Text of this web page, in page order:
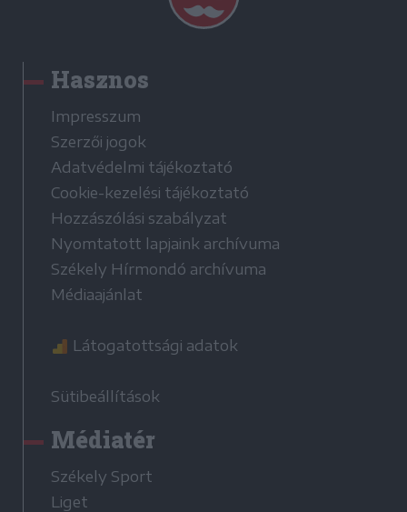
Hasznos
Impresszum
Szerzői jogok
Adatvédelmi tájékoztató
Cookie-kezelési tájékoztató
Hozzászólási szabályzat
Nyomtatott lapjaink archívuma
Székely Hírmondó archívuma
Médiaajánlat
Látogatottsági adatok
Sütibeállítások
Médiatér
Székely Sport
Liget